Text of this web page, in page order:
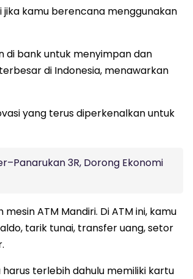
kamu berencana menggunakan
di bank untuk menyimpan dan
di Indonesia, menawarkan
yang terus diperkenalkan untuk
3R, Dorong Ekonomi
ATM Mandiri. Di ATM ini, kamu
tarik tunai, transfer uang, setor
harus terlebih dahulu memiliki kartu